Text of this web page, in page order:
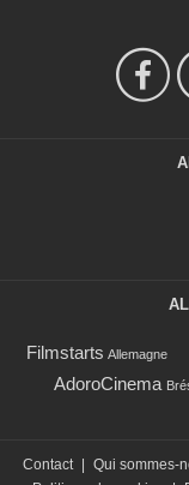
Filmstarts Allemagne
AdoroCinema
Contact | Qui sommes-